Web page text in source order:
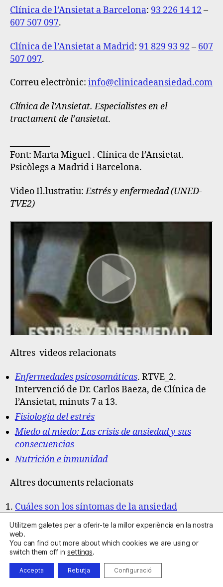
Clínica de l’Ansietat a Barcelona: 93 226 14 12 –
607 507 097.
Clínica de l’Ansietat a Madrid: 91 829 93 92 – 607
507 097.
Correu electrònic: info@clinicadeansiedad.com
Clínica de l’Ansietat. Especialistes en el
tractament de l’ansietat.
Font: Marta Miguel . Clínica de l’Ansietat.
Psicòlegs a Madrid i Barcelona.
Video Il.lustratiu:Estrés y enfermedad (UNED-
TVE2)
Altres videos relacionats
Enfermedades psicosomáticas. RTVE_2.
Intervenció de Dr. Carlos Baeza, de Clínica de
l’Ansietat, minuts 7 a 13.
Fisiología del estrés
Miedo al miedo: Las crisis de ansiedad y sus
consecuencias
Nutrición e inmunidad
Altres documents relacionats
Cuáles son los síntomas de la ansiedad
Ansiedad y depresión
Sobrepreocupación por la enfermedad
Tratamiento de la ansiedad
Utilitzem galetes per a oferir-te la millor experiència en la nostra
web.
You can find out more about which cookies we are using or
switch them off in settings.
Accepta Rebutja Configuració